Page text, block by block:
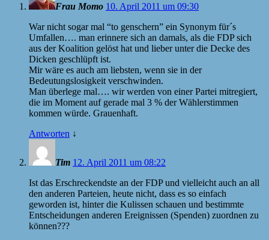
Frau Momo 10. April 2011 um 09:30
War nicht sogar mal “to genschern” ein Synonym für´s
Umfallen…. man erinnere sich an damals, als die FDPsich
aus der Koalition gelöst hat und lieber unter die Decke des
Dicken geschlüpft ist.
Mir wäre es auch am liebsten, wenn sie in der
Bedeutungslosigkeit verschwinden.
Man überlege mal…. wir werden von einer Partei mitregiert,
die im Moment auf gerade mal 3 % der Wählerstimmen
kommen würde. Grauenhaft.
Antworten ↓
Tim 12. April 2011 um 08:22
Ist das Erschreckendste an derFDPund vielleicht auch an all
den anderen Parteien, heute nicht, dass es so einfach
geworden ist, hinter die Kulissen schauen und bestimmte
Entscheidungen anderen Ereignissen (Spenden) zuordnen zu
können???